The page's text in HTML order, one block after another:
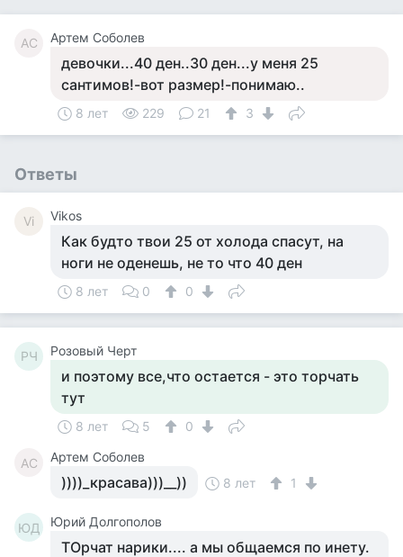
АС Артем Соболев
девочки...40 ден..30 ден...у меня 25
сантимов!-вот размер!-понимаю..
8 лет 229 21 3
Ответы
Vi Vikos
Как будто твои 25 от холода спасут, на
ноги не оденешь, не то что 40 ден
8 лет 0 0
РЧ Розовый Черт
и поэтому все,что остается - это торчать
тут
8 лет 5 0
АС Артем Соболев
))))_красава)))__)) 8 лет 1
ЮД Юрий Долгополов
ТОрчат нарики.... а мы общаемся по инету.